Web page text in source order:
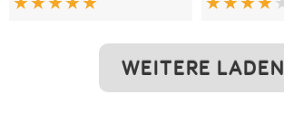
WEITERE LADEN